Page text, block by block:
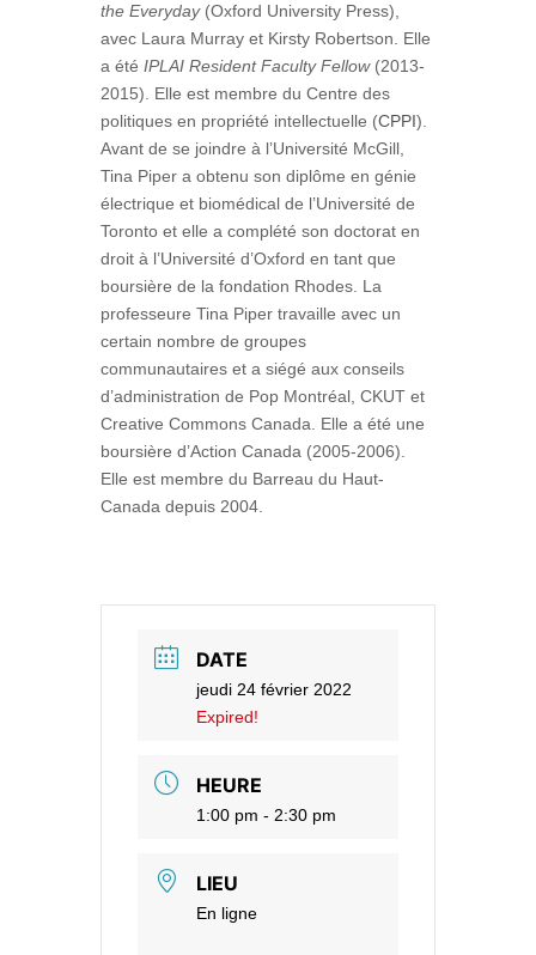
the Everyday(Oxford University Press),
avec Laura Murray et Kirsty Robertson. Elle
a été IPLAI Resident Faculty Fellow(2013-
2015). Elle est membre du Centre des
politiques en propriété intellectuelle (CPPI).
Avant de se joindre à l’Université McGill,
Tina Piper a obtenu son diplôme en génie
électrique et biomédical de l’Université de
Toronto et elle a complété son doctorat en
droit à l’Université d’Oxford en tant que
boursière de la fondation Rhodes. La
professeure Tina Piper travaille avec un
certain nombre de groupes
communautaires et a siégé aux conseils
d’administration de Pop Montréal, CKUT et
Creative Commons Canada. Elle a été une
boursière d’Action Canada (2005-2006).
Elle est membre du Barreau du Haut-
Canada depuis 2004.
DATE
jeudi 24 février 2022
Expired!
HEURE
1:00 pm - 2:30 pm
LIEU
En ligne